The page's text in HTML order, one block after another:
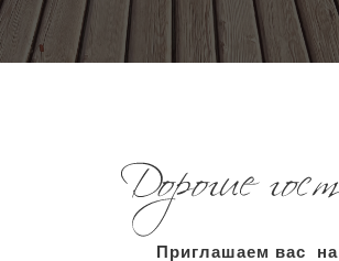
Приглашаем вас на